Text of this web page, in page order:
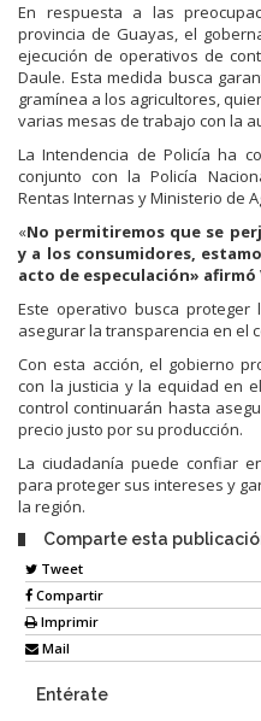
En respuesta a las
provincia de Guayas, el
ejecución de operativos de
Daule. Esta medida busca
gramínea a los agricultores,
varias mesas de trabajo con la
La Intendencia de Policía ha
conjunto con la Policía
Rentas Internas y Ministerio de
«No permitiremos que se
y a los consumidores,
acto de especulación» afirmó
Este operativo busca
asegurar la transparencia en el
Con esta acción, el gobierno
con la justicia y la equidad en
control continuarán hasta
precio justo por su producción.
La ciudadanía puede confiar
para proteger sus intereses y
la región.
Comparte esta
Tweet
Compartir
Imprimir
Mail
Entérate